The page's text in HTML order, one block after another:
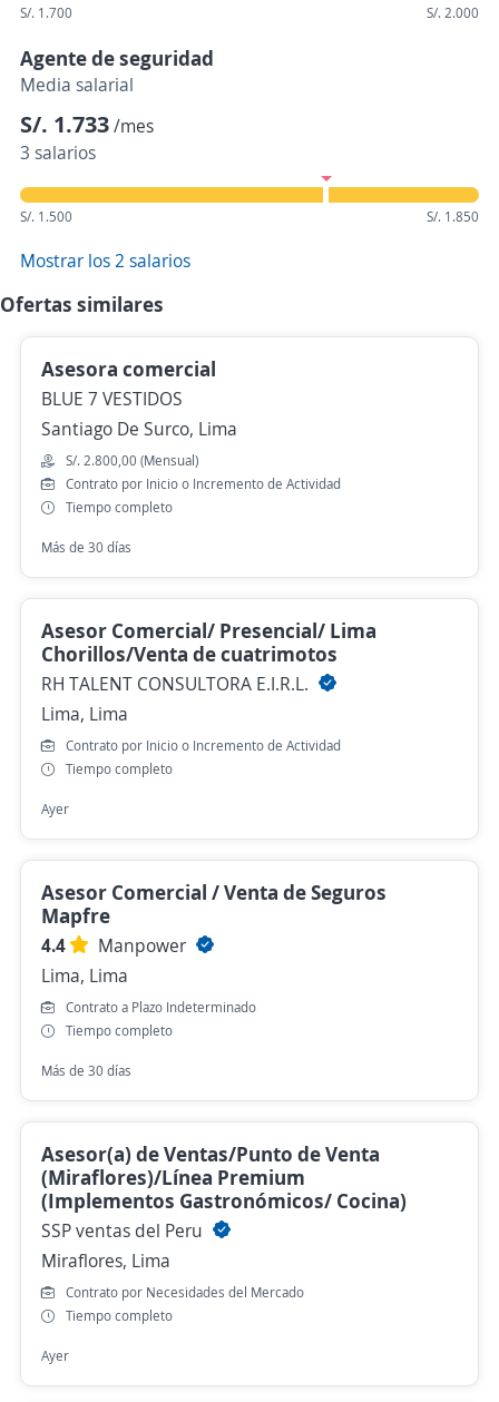
S/. 1.700 S/. 2.000
Agente de seguridad
Media salarial
S/. 1.733/mes
3 salarios
S/. 1.500 S/. 1.850
Mostrar los 2 salarios
Ofertas similares
Asesora comercial
BLUE 7 VESTIDOS
Santiago De Surco, Lima
S/. 2.800,00 (Mensual)
Contrato por Inicio o Incremento de Actividad
Tiempo completo
Más de 30 días
Asesor Comercial/ Presencial/ Lima
Chorillos/Venta de cuatrimotos
RH TALENT CONSULTORA E.I.R.L.
Lima, Lima
Contrato por Inicio o Incremento de Actividad
Tiempo completo
Ayer
Asesor Comercial / Venta de Seguros
Mapfre
4.4
Manpower
Lima, Lima
Contrato a Plazo Indeterminado
Tiempo completo
Más de 30 días
Asesor(a) de Ventas/Punto de Venta
(Miraflores)/Línea Premium
(Implementos Gastronómicos/ Cocina)
SSP ventas del Peru
Miraflores, Lima
Contrato por Necesidades del Mercado
Tiempo completo
Ayer